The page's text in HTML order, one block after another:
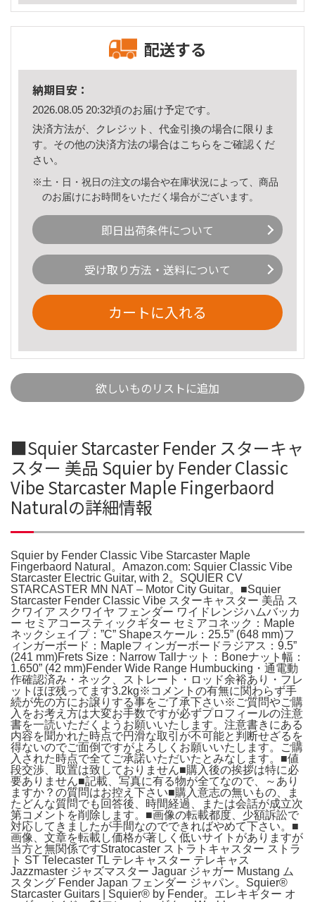
配送する
納期目安：
2026.08.05 20:32頃のお届け予定です。
決済方法が、クレジット、代金引換の場合に限りま
す。その他の決済方法の場合はこちら をご確認くだ
さい。
※土・日・祝日の注文の場合や在庫状況によって、商品
のお届けにお時間をいただく場合がございます。
即日出荷条件について
受け取り方法・送料について
カートに入れる
欲しいものリストに追加
■Squier Starcaster Fender スターキャ
スター 美品 Squier by Fender Classic
Vibe Starcaster Maple Fingerbaord
Naturalの詳細情報
Squier by Fender Classic Vibe Starcaster Maple
Fingerbaord Natural。Amazon.com: Squier Classic Vibe
Starcaster Electric Guitar, with 2。SQUIER CV
STARCASTER MN NAT – Motor City Guitar。■Squier
Starcaster Fender Classic Vibe スターキャスター 美品 ス
クワイア スクワイヤ フェンダー ワイドレンジハムバッカ
ー セミアコースティックギター セミアコネック：Maple
ネックシェイプ：”C” Shapeスケール：25.5” (648 mm)フ
ィンガーボード：Mapleフィンガーボードラジアス：9.5”
(241 mm)Frets Size：Narrow Tallナット：Boneナット幅：
1.650” (42 mm)Fender Wide Range Humbucking・通電動
作確認済み・ネック、ストレート・ロッド余裕あり・フレ
ットほぼ残ってます3.2kg※コメントの有無に関わらず手
続が先の方にお譲りする事をご了承下さい※ご質問やご購
入をお考え方は大変お手数ですが必ずプロフィールの注意
書を一読いただくようお願いいたします。注意書きにある
内容を聞かれた時点で円滑な取引が不可能と判断せざるを
得ないのでご面倒ですがよろしくお願いいたします。ご購
入された時点で全てご承諾いただいたとみなします。■値
段交渉、取置は致しておりません■購入後の挨拶は特に必
要ありません■記載、写真に有る物が全てなので、～あり
ますか？の質問はお控え下さい■購入意志の無いもの、ま
たどんな質問でも回答後、時間経過、または会話が成立次
第コメントを削除します。■画像の転載都度、少額訴訟で
対応してきましたが手間なのでできればやめて下さい。■
画像、文章を転載し価格が著しく低いサイトがありますが
当方と無関係ですStratocaster ストラトキャスター ストラ
ト ST Telecaster TL テレキャスター テレキャス
Jazzmaster ジャズマスター Jaguar ジャガー Mustang ム
スタング Fender Japan フェンダー ジャパン。Squier®
Starcaster Guitars | Squier® by Fender。エレキギター オ